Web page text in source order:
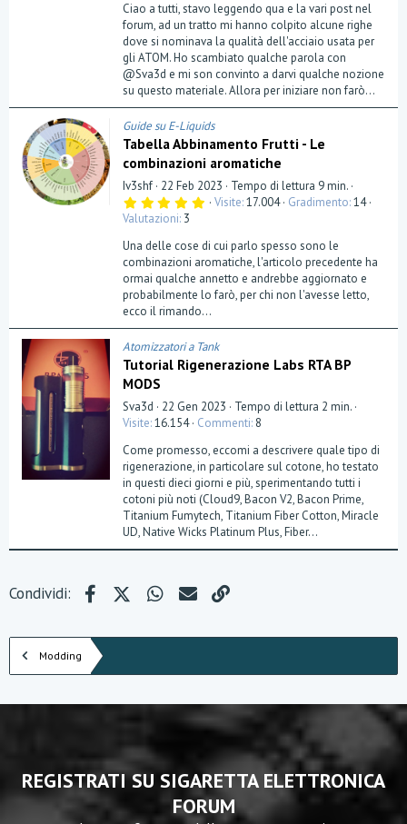
Ciao a tutti, stavo leggendo qua e la vari post nel
forum, ad un tratto mi hanno colpito alcune righe
dove si nominava la qualità dell'acciaio usata per
gli ATOM. Ho scambiato qualche parola con
@Sva3d e mi son convinto a darvi qualche nozione
su questo materiale. Allora per iniziare non farò...
Guide su E-Liquids
Tabella Abbinamento Frutti - Le
combinazioni aromatiche
Iv3shf 22 Feb 2023
Tempo di lettura 9 min.
5
0
s
t
e
l
l
(
e
)
Visite 17.004 Gradimento 14
Valutazioni 3
Una delle cose di cui parlo spesso sono le
combinazioni aromatiche, l'articolo precedente ha
ormai qualche annetto e andrebbe aggiornato e
probabilmente lo farò, per chi non l'avesse letto,
ecco il rimando...
Atomizzatori a Tank
Tutorial Rigenerazione Labs RTA BP
MODS
Sva3d 22 Gen 2023
Tempo di lettura 2 min.
Visite 16.154 Commenti 8
Come promesso, eccomi a descrivere quale tipo di
rigenerazione, in particolare sul cotone, ho testato
in questi dieci giorni e più, sperimentando tutti i
cotoni più noti (Cloud9, Bacon V2, Bacon Prime,
Titanium Fumytech, Titanium Fiber Cotton, Miracle
UD, Native Wicks Platinum Plus, Fiber...
Condividi: FacebookX (Twitter)WhatsApp
e-mail
Modding
REGISTRATI SU SIGARETTA ELETTRONICA
FORUM